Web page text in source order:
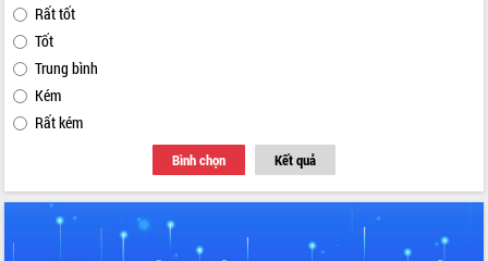
Rất tốt
Tốt
Trung bình
Kém
Rất kém
Bình chọn Kết quả